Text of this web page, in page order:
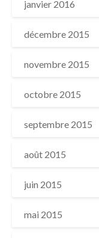
janvier 2016
décembre 2015
novembre 2015
octobre 2015
septembre 2015
août 2015
juin 2015
mai 2015